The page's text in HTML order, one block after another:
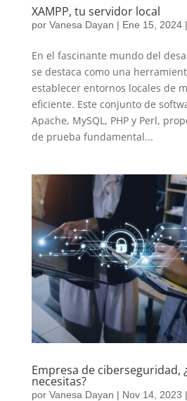
XAMPP, tu servidor local
por Vanesa Dayan | Ene 15, 2024|
En el fascinante mundo del
se destaca como una
establecer entornos locales de
eficiente. Este conjunto de
Apache, MySQL, PHP y Perl,
de prueba fundamental...
Empresa de ciberseguridad,
necesitas?
por Vanesa Dayan | Nov 14, 2023 |